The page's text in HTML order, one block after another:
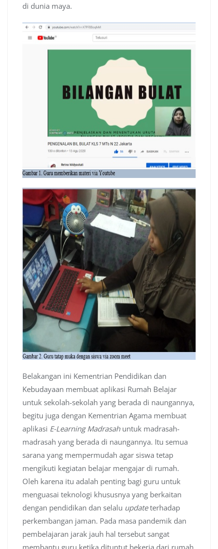
di dunia maya.
Belakangan ini Kementrian Pendidikan dan
Kebudayaan membuat aplikasi Rumah Belajar
untuk sekolah-sekolah yang berada di naungannya,
begitu juga dengan Kementrian Agama membuat
aplikasi E-Learning Madrasahuntuk madrasah-
madrasah yang berada di naungannya. Itu semua
sarana yang mempermudah agar siswa tetap
mengikuti kegiatan belajar mengajar di rumah.
Oleh karena itu adalah penting bagi guru untuk
menguasai teknologi khususnya yang berkaitan
dengan pendidikan dan selalu updateterhadap
perkembangan jaman. Pada masa pandemik dan
pembelajaran jarak jauh hal tersebut sangat